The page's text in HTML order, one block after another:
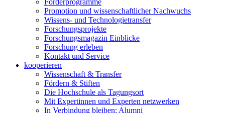
Förderprogramme
Promotion und wissenschaftlicher Nachwuchs
Wissens- und Technologietransfer
Forschungsprojekte
Forschungsmagazin Einblicke
Forschung erleben
Kontakt und Service
kooperieren
Wissenschaft & Transfer
Fördern & Stiften
Die Hochschule als Tagungsort
Mit Expertinnen und Experten netzwerken
In Verbindung bleiben: Alumni